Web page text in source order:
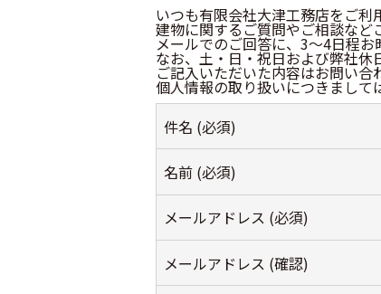
いつも有限会社大津工務店をご利
建物に関するご質問やご相談など
メールでのご回答に、3～4日程お
なお、土・日・祝日および弊社休
ご記入いただいた内容はお問い
個人情報の取り扱いにつきまして
件名 (必須)
名前 (必須)
メールアドレス (必須)
メールアドレス (確認)